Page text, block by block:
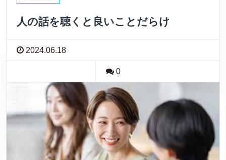
人の話を聴くと良いことだらけ
2024.06.18
0